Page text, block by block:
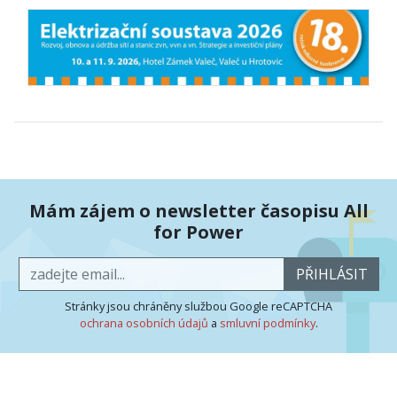
Mám zájem o newsletter časopisu All
for Power
PŘIHLÁSIT
Stránky jsou chráněny službou Google reCAPTCHA
ochrana osobních údajů a smluvní podmínky.